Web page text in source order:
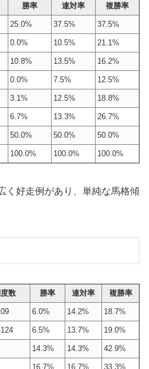
勝率 連対率 複勝率
25.0% 37.5% 37.5%
0.0% 10.5% 21.1%
10.8% 13.5% 16.2%
0.0% 7.5% 12.5%
3.1% 12.5% 18.8%
6.7% 13.3% 26.7%
50.0% 50.0% 50.0%
100.0% 100.0% 100.0%
く好走例があり、単純な馬格傾
数 勝率 連対率 複勝率
6.0% 14.2% 18.7%
6.5% 13.7% 19.0%
14.3% 14.3% 42.9%
16.7% 16.7% 33.3%